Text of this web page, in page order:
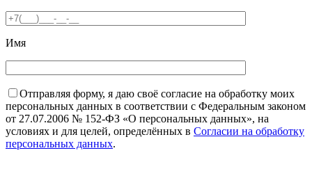
Имя
Отправляя форму, я даю своё согласие на обработку моих
персональных данных в соответствии с Федеральным законом
от 27.07.2006 № 152-ФЗ «О персональных данных», на
условиях и для целей, определённых в Согласии на обработку
персональных данных.